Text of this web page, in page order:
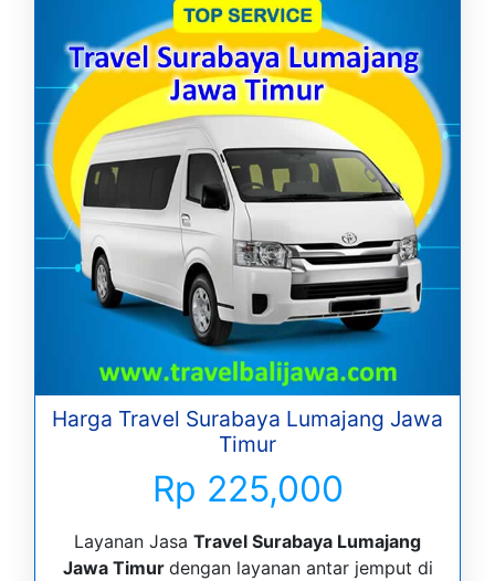
Harga Travel Surabaya Lumajang Jawa
Timur
Rp 225,000
Layanan Jasa Travel Surabaya Lumajang
Jawa Timur dengan layanan antar jemput di